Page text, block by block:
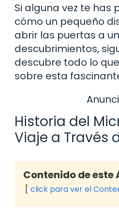
Si alguna vez te has
cómo un pequeño
abrir las puertas a
descubrimientos,
descubre todo lo
sobre esta
Historia del
Viaje a Través
Contenido de
click para ver el